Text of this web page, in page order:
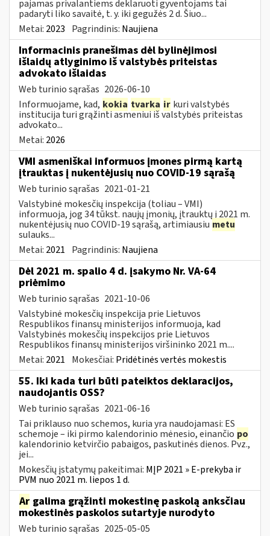
pajamas privalantiems deklaruoti gyventojams tai
padaryti liko savaitė, t. y. iki gegužės 2 d. Šiuo...
Metai: 2023 Pagrindinis: Naujiena
Informacinis pranešimas dėl bylinėjimosi
išlaidų atlyginimo iš valstybės priteistas
advokato išlaidas
Web turinio sąrašas 2026-06-10
Informuojame, kad, kokia tvarka ir kuri valstybės
institucija turi grąžinti asmeniui iš valstybės priteistas
advokato...
Metai: 2026
VMI asmeniškai informuos įmones pirmą kartą
įtrauktas į nukentėjusių nuo COVID-19 sąrašą
Web turinio sąrašas 2021-01-21
Valstybinė mokesčių inspekcija (toliau – VMI)
informuoja, jog 34 tūkst. naujų įmonių, įtrauktų į 2021 m.
nukentėjusių nuo COVID-19 sąrašą, artimiausiu metu
sulauks...
Metai: 2021 Pagrindinis: Naujiena
Dėl 2021 m. spalio 4 d. įsakymo Nr. VA-64
priėmimo
Web turinio sąrašas 2021-10-06
Valstybinė mokesčių inspekcija prie Lietuvos
Respublikos finansų ministerijos informuoja, kad
Valstybinės mokesčių inspekcijos prie Lietuvos
Respublikos finansų ministerijos viršininko 2021 m....
Metai: 2021 Mokesčiai: Pridėtinės vertės mokestis
55. Iki kada turi būti pateiktos deklaracijos,
naudojantis OSS?
Web turinio sąrašas 2021-06-16
Tai priklauso nuo schemos, kuria yra naudojamasi: ES
schemoje – iki pirmo kalendorinio mėnesio, einančio po
kalendorinio ketvirčio pabaigos, paskutinės dienos. Pvz.,
jei...
Mokesčių įstatymų pakeitimai: MĮP 2021 » E-prekyba ir
PVM nuo 2021 m. liepos 1 d.
Ar galima grąžinti mokestinę paskolą anksčiau
mokestinės paskolos sutartyje nurodyto
Web turinio sąrašas 2025-05-05